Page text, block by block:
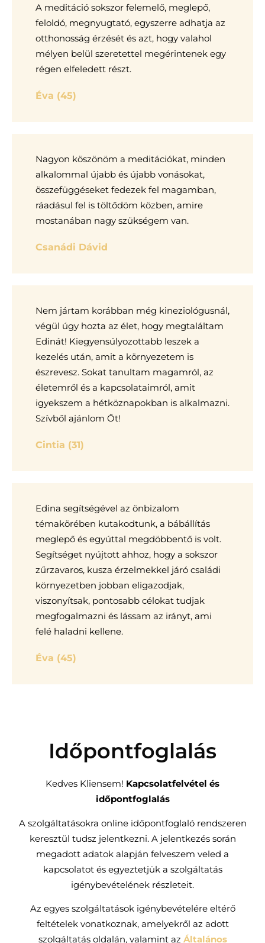
A meditáció sokszor felemelő, meglepő,
feloldó, megnyugtató, egyszerre adhatja az
otthonosság érzését és azt, hogy valahol
mélyen belül szeretettel megérintenek egy
régen elfeledett részt.
Éva (45)
Nagyon köszönöm a meditációkat, minden
alkalommal újabb és újabb vonásokat,
összefüggéseket fedezek fel magamban,
ráadásul fel is töltődöm közben, amire
mostanában nagy szükségem van.
Csanádi Dávid
Nem jártam korábban még kineziológusnál,
végül úgy hozta az élet, hogy megtaláltam
Edinát! Kiegyensúlyozottabb leszek a
kezelés után, amit a környezetem is
észrevesz. Sokat tanultam magamról, az
életemről és a kapcsolataimról, amit
igyekszem a hétköznapokban is alkalmazni.
Szívből ajánlom Őt!
Cintia (31)
Edina segítségével az önbizalom
témakörében kutakodtunk, a bábállítás
meglepő és egyúttal megdöbbentő is volt.
Segítséget nyújtott ahhoz, hogy a sokszor
zűrzavaros, kusza érzelmekkel járó családi
környezetben jobban eligazodjak,
viszonyítsak, pontosabb célokat tudjak
megfogalmazni és lássam az irányt, ami
felé haladni kellene.
Éva (45)
Időpontfoglalás
Kedves Kliensem! Kapcsolatfelvétel és
időpontfoglalás
A szolgáltatásokra online időpontfoglaló rendszeren
keresztül tudsz jelentkezni. A jelentkezés során
megadott adatok alapján felveszem veled a
kapcsolatot és egyeztetjük a szolgáltatás
igénybevételének részleteit.
Az egyes szolgáltatások igénybevételére eltérő
feltételek vonatkoznak, amelyekről az adott
szolgáltatás oldalán, valamint az Általános